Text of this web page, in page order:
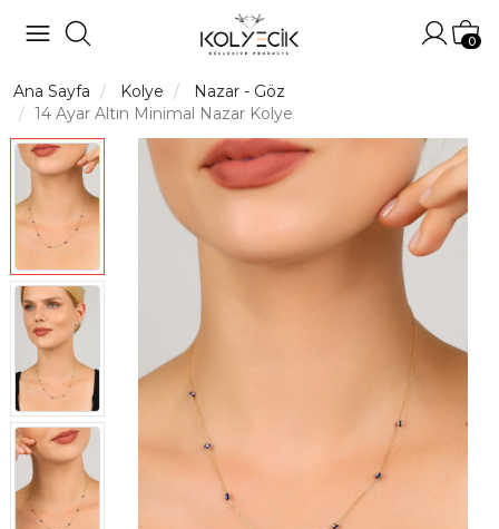
0
Ana Sayfa Kolye
Nazar - Göz
14 Ayar Altın Minimal Nazar Kolye